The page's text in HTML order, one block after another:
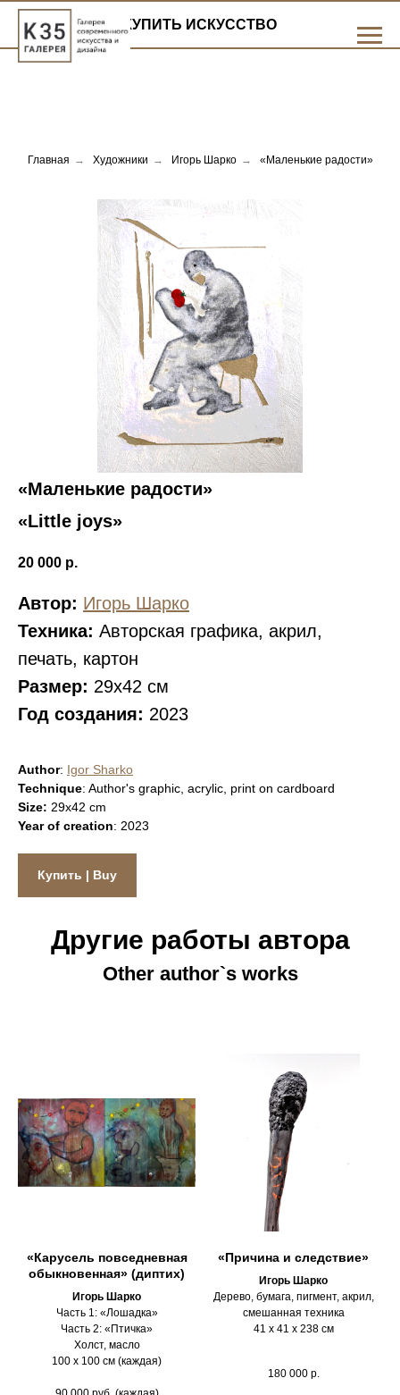
КУПИТЬ ИСКУССТВО
Главная → Художники → Игорь Шарко → «Маленькие радости»
«Маленькие радости»
«Little joys»
20 000 р.
Автор: Игорь Шарко
Техника: Авторская графика, акрил,
печать, картон
Размер: 29х42 см
Год создания: 2023
Author: Igor Sharko
Technique: Author's graphic, acrylic, print on cardboard
Size: 29х42 cm
Year of creation: 2023
Купить | Buy
Другие работы автора
Other author`s works
«Карусель повседневная
обыкновенная» (диптих)
Игорь Шарко
Часть 1: «Лошадка»
Часть 2: «Птичка»
Холст, масло
100 х 100 см (каждая)
«Причина и следствие»
Игорь Шарко
Дерево, бумага, пигмент, акрил,
смешанная техника
41 х 41 х 238 см
180 000 р.